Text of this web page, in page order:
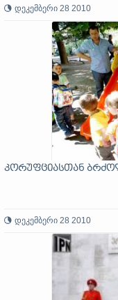
დეკემბერი 28 2010
კორუფციასთან
დეკემბერი 28 2010